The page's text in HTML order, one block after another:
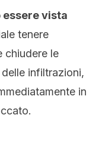
essere vista
tenere
chiudere le
infiltrazioni,
in